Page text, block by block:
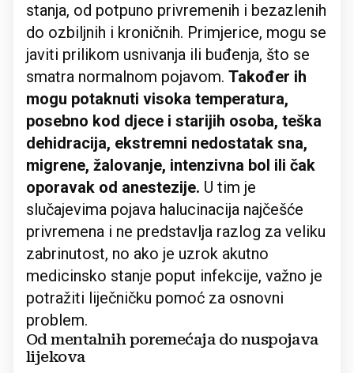
stanja, od potpuno privremenih i bezazlenih
do ozbiljnih i kroničnih. Primjerice, mogu se
javiti prilikom usnivanja ili buđenja, što se
smatra normalnom pojavom. Također ih
mogu potaknuti visoka temperatura,
posebno kod djece i starijih osoba, teška
dehidracija, ekstremni nedostatak sna,
migrene, žalovanje, intenzivna bol ili čak
oporavak od anestezije. U tim je
slučajevima pojava halucinacija najčešće
privremena i ne predstavlja razlog za veliku
zabrinutost, no ako je uzrok akutno
medicinsko stanje poput infekcije, važno je
potražiti liječničku pomoć za osnovni
problem.
Od mentalnih poremećaja do nuspojava
lijekova